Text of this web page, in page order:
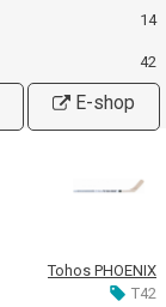
14
42
E-shop
Tohos PHOENIX
T42